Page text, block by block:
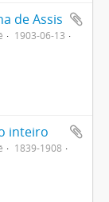
de Assis
1903-06-13
inteiro
1839-1908